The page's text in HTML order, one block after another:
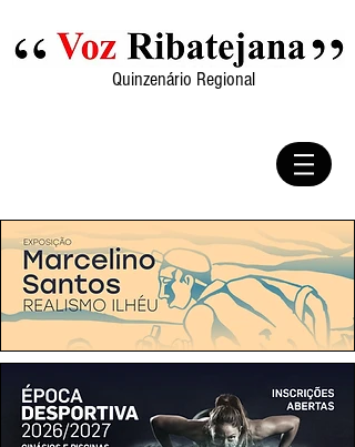
Quinzenário Regional